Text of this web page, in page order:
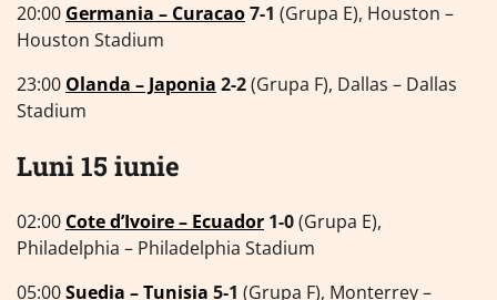
20:00 Germania – Curacao7-1 (Grupa E), Houston –
Houston Stadium
23:00 Olanda – Japonia 2-2(Grupa F), Dallas – Dallas
Stadium
Luni 15 iunie
02:00 Cote d’Ivoire – Ecuador 1-0(Grupa E),
Philadelphia – Philadelphia Stadium
05:00Suedia – Tunisia 5-1 (Grupa F), Monterrey –